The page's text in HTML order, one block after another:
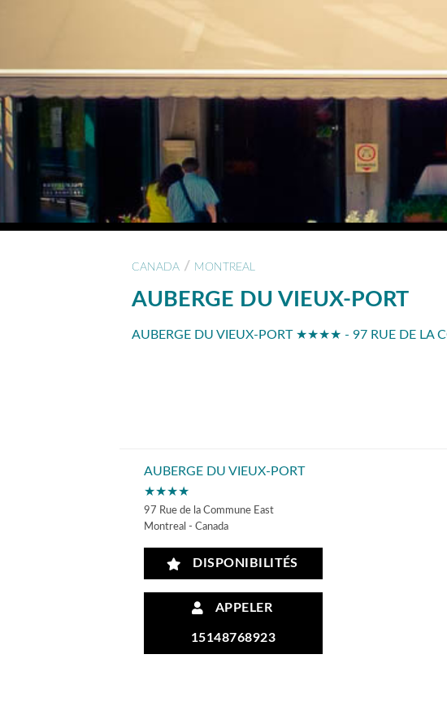
CANADA / MONTREAL
AUBERGE DU VIEUX-PORT
AUBERGE DU VIEUX-PORT ★★★★ - 97 RUE DE LA
AUBERGE DU VIEUX-PORT
★★★★
97 Rue de la Commune East
Montreal - Canada
DISPONIBILITÉS
APPELER
15148768923